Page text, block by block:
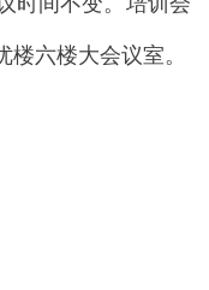
六楼大会议室。